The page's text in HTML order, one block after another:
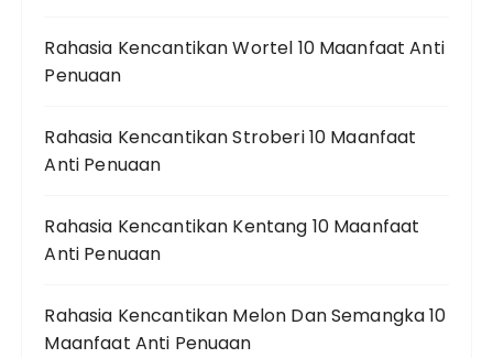
Rahasia Kencantikan Wortel 10 Maanfaat Anti
Penuaan
Rahasia Kencantikan Stroberi 10 Maanfaat
Anti Penuaan
Rahasia Kencantikan Kentang 10 Maanfaat
Anti Penuaan
Rahasia Kencantikan Melon Dan Semangka 10
Maanfaat Anti Penuaan